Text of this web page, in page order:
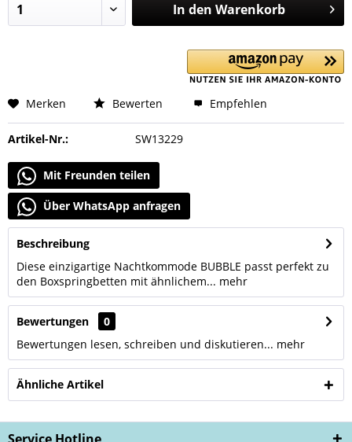
In den Warenkorb
Merken Bewerten Empfehlen
Artikel-Nr.: SW13229
Mit Freunden teilen
Über WhatsApp anfragen
Beschreibung
Diese einzigartige Nachtkommode BUBBLE passt perfekt zu
den Boxspringbetten mit ähnlichem... mehr
Bewertungen
0
Bewertungen lesen, schreiben und diskutieren... mehr
Ähnliche Artikel